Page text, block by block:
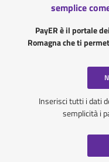
semplice
PayER è il portale
Romagna che ti
Inserisci tutti i dati
semplicità i